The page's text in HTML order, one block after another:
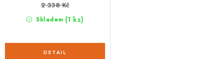
Skladem (1 ks)
2 338 Kč